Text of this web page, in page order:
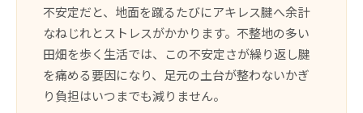
不安定だと、地面を蹴るたびにアキレス腱へ余計
なねじれとストレスがかかります。不整地の多い
田畑を歩く生活では、この不安定さが繰り返し腱
を痛める要因になり、足元の土台が整わないかぎ
り負担はいつまでも減りません。